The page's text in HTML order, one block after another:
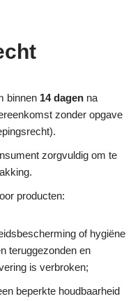
binnen 14 dagen na
zonder opgave
zorgvuldig om te
producten:
of hygiëne
teruggezonden en
is verbroken;
beperkte houdbaarheid